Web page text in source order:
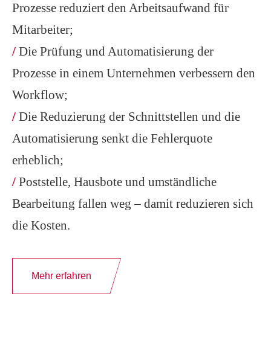
Prozesse reduziert den Arbeitsaufwand für
Mitarbeiter;
/ Die Prüfung und Automatisierung der
Prozesse in einem Unternehmen verbessern den
Workflow;
/ Die Reduzierung der Schnittstellen und die
Automatisierung senkt die Fehlerquote
erheblich;
/ Poststelle, Hausbote und umständliche
Bearbeitung fallen weg – damit reduzieren sich
die Kosten.
Mehr erfahren